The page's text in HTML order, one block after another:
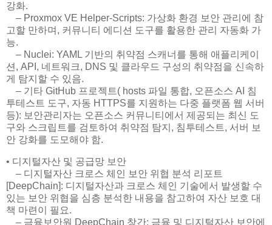
강화.
– Proxmox VE Helper-Scripts: 가상화 환경 보안 관리에 참
고할 만하며, 커뮤니티 에디션 도구를 활용한 관리 자동화 가
능.
– Nuclei: YAML 기반의 취약점 스캐너를 통해 애플리케이
션, API, 네트워크, DNS 및 클라우드 구성의 취약점을 신속하
게 탐지할 수 있음.
– 기타 GitHub 프로젝트( hosts 파일 통합, 오픈소스 AI 침
투테스트 도구, 자동 HTTPS를 지원하는 다중 플랫폼 웹 서버
등): 보안관리자는 오픈소스 커뮤니티에서 제공되는 최신 도
구와 스크립트를 검토하여 취약점 탐지, 침투테스트, 서버 보
안 강화를 도모해야 함.
• 디지털자산 및 공급망 보안
– 디지털자산 크로스 체인 보안 위협 분석 리포트
[DeepChain]: 디지털자산과 크로스 체인 기술에서 발생할 수
있는 보안 위협을 심층 분석한 내용을 참고하여 자산 보호 대
책 마련이 필요.
– 금융보안원 DeepChain 창간: 금융 및 디지털자산 보안에